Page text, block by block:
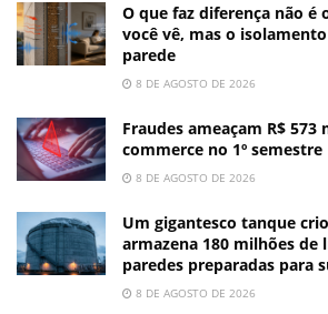
O que faz diferença não é
você vê, mas o
parede
8 DE AGOSTO DE 2026
Fraudes ameaçam R$ 573
commerce no 1º semestre
8 DE AGOSTO DE 2026
Um gigantesco tanque
armazena 180 milhões de
paredes preparadas para
8 DE AGOSTO DE 2026